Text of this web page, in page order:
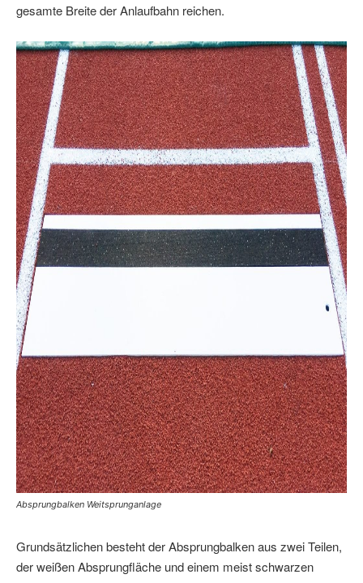
gesamte Breite der Anlaufbahn reichen.
Absprungbalken Weitsprunganlage
Grundsätzlichen besteht der Absprungbalken aus zwei Teilen,
der weißen Absprungfläche und einem meist schwarzen